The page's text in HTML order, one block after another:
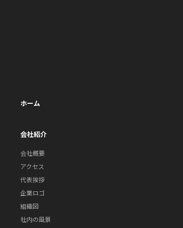
ホーム
会社紹介
会社概要
アクセス
代表挨拶
企業ロゴ
組織図
社内の風景